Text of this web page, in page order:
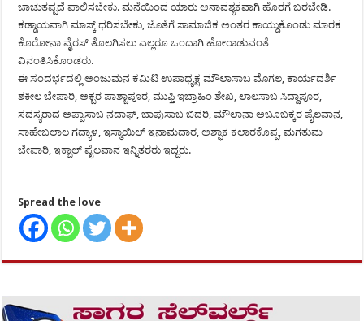
ಚಾಚುತಪ್ಪದೆ ಪಾಲಿಸಬೇಕು. ಮನೆಯಿಂದ ಯಾರು ಅನಾವಶ್ಯಕವಾಗಿ ಹೊರಗೆ ಬರಬೇಡಿ.
ಕಡ್ಡಾಯವಾಗಿ ಮಾಸ್ಕ್ ಧರಿಸಬೇಕು, ಜೊತೆಗೆ ಸಾಮಾಜಿಕ ಅಂತರ ಕಾಯ್ದುಕೊಂಡು ಮಾರಕ
ಕೊರೋನಾ ವೈರಸ್ ತೊಲಗಿಸಲು ಎಲ್ಲರೂ ಒಂದಾಗಿ ಹೋರಾಡುವಂತೆ
ವಿನಂತಿಸಿಕೊಂಡರು.
ಈ ಸಂದರ್ಭದಲ್ಲಿ ಅಂಜುಮನ ಕಮಿಟಿ ಉಪಾಧ್ಯಕ್ಷ ಮೌಲಾಸಾಬ ಮೊಗಲ, ಕಾರ್ಯದರ್ಶಿ
ಶಕೀಲ ಬೇಪಾರಿ, ಅಕ್ಬರ ಪಾಶ್ಚಾಪೂರ, ಮುಫ್ತಿ ಇಬ್ರಾಹಿಂ ಶೇಖ, ಲಾಲಸಾಬ ಸಿದ್ದಾಪೂರ,
ಸದಸ್ಯರಾದ ಅಪ್ಪಾಸಾಬ ನದಾಫ್, ಬಾಪುಸಾಬ ಬಿದರಿ, ಮೌಲಾನಾ ಅಬೂಬಕ್ಕರ ಪೈಲವಾನ,
ಸಾಹೇಬಲಾಲ ಗದ್ಯಾಳ, ಇಸ್ಮಾಯಿಲ್ ಇನಾಮದಾರ, ಅಶ್ಫಾಕ ಕಲಾರಕೊಪ್ಪ, ಮಗತುಮ
ಬೇಪಾರಿ, ಇಕ್ಬಾಲ್ ಪೈಲವಾನ ಇನ್ನಿತರರು ಇದ್ದರು.
Spread the love